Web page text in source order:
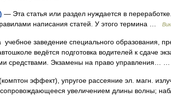
— Эта статья или раздел нуждается в
написания статей. У этого термина …
заведение специального образования,
ведётся подготовка водителей к сдаче
средствами. Экзамены на право управления…
эффект), упругое рассеяние эл. магн.
увеличением длины волны;